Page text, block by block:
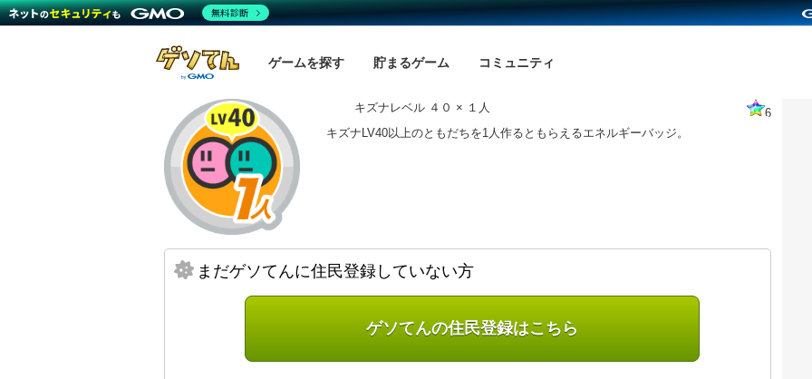
ゲームを探す 貯まるゲーム コミュニティ
キズナレベル ４０ × １人
6
キズナLV40以上のともだちを1人作るともらえるエネルギーバッジ。
まだゲソてんに住民登録していない方
ゲソてんの住民登録はこちら
無料診断